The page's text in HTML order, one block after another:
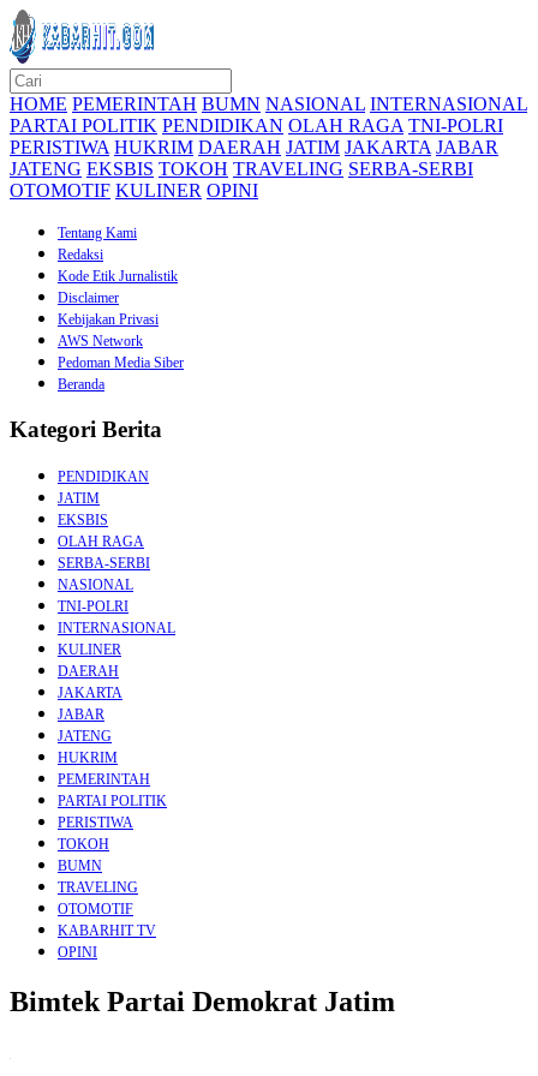
HOME PEMERINTAH BUMN NASIONAL INTERNASIONAL
PARTAI POLITIK PENDIDIKAN OLAH RAGA TNI-POLRI
PERISTIWA HUKRIM DAERAH JATIM JAKARTA JABAR
JATENG EKSBIS TOKOH TRAVELING SERBA-SERBI
OTOMOTIF KULINER OPINI
Tentang Kami
Redaksi
Kode Etik Jurnalistik
Disclaimer
Kebijakan Privasi
AWS Network
Pedoman Media Siber
Beranda
Kategori Berita
PENDIDIKAN
JATIM
EKSBIS
OLAH RAGA
SERBA-SERBI
NASIONAL
TNI-POLRI
INTERNASIONAL
KULINER
DAERAH
JAKARTA
JABAR
JATENG
HUKRIM
PEMERINTAH
PARTAI POLITIK
PERISTIWA
TOKOH
BUMN
TRAVELING
OTOMOTIF
KABARHIT TV
OPINI
Bimtek Partai Demokrat Jatim